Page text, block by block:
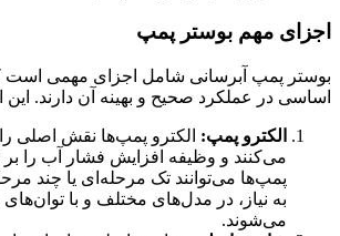
اجزای مهم بوستر پمپ
بوستر پمپ آبرسانی شامل اجزای مهمی است
اساسی در عملکرد صحیح و بهینه آن دارند. این
الکترو پمپ: الکترو پمپ‌ها نقش اصلی
می‌کنند و وظیفه افزایش فشار آب را بر
پمپ‌ها می‌توانند تک مرحله‌ای یا چند
به نیاز، در مدل‌های مختلف و با
می‌شوند.